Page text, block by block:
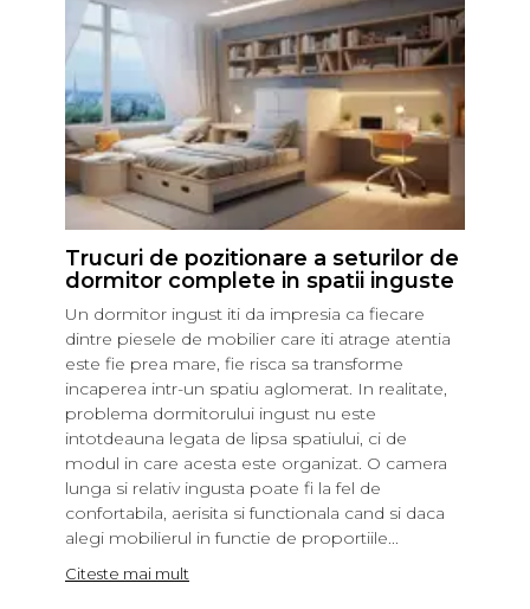
Trucuri de pozitionare a seturilor de
dormitor complete in spatii inguste
Un dormitor ingust iti da impresia ca fiecare
dintre piesele de mobilier care iti atrage atentia
este fie prea mare, fie risca sa transforme
incaperea intr-un spatiu aglomerat. In realitate,
problema dormitorului ingust nu este
intotdeauna legata de lipsa spatiului, ci de
modul in care acesta este organizat. O camera
lunga si relativ ingusta poate fi la fel de
confortabila, aerisita si functionala cand si daca
alegi mobilierul in functie de proportiile...
Citeste mai mult